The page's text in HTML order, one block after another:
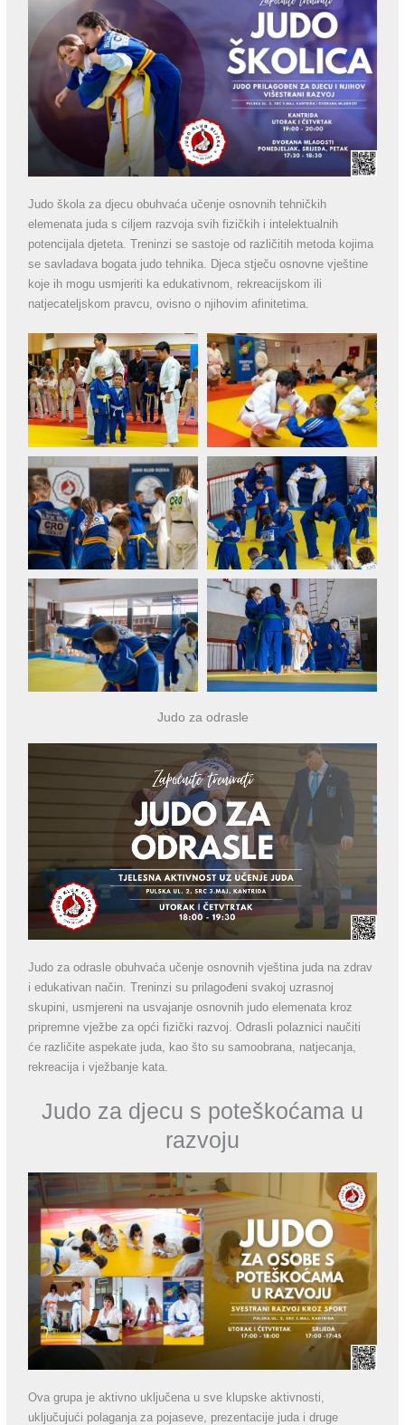
Judo škola za djecu obuhvaća učenje osnovnih tehničkih
elemenata juda s ciljem razvoja svih fizičkih i intelektualnih
potencijala djeteta. Treninzi se sastoje od različitih metoda kojima
se savladava bogata judo tehnika. Djeca stječu osnovne vještine
koje ih mogu usmjeriti ka edukativnom, rekreacijskom ili
natjecateljskom pravcu, ovisno o njihovim afinitetima.
Judo za odrasle
Judo za odrasle obuhvaća učenje osnovnih vještina juda na zdrav
i edukativan način. Treninzi su prilagođeni svakoj uzrasnoj
skupini, usmjereni na usvajanje osnovnih judo elemenata kroz
pripremne vježbe za opći fizički razvoj. Odrasli polaznici naučiti
će različite aspekate juda, kao što su samoobrana, natjecanja,
rekreacija i vježbanje kata.
Judo za djecu s poteškoćama u
razvoju
Ova grupa je aktivno uključena u sve klupske aktivnosti,
uključujući polaganja za pojaseve, prezentacije juda i druge